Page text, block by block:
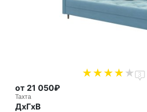
3
от 21 050₽
Тахта
ДxГxВ